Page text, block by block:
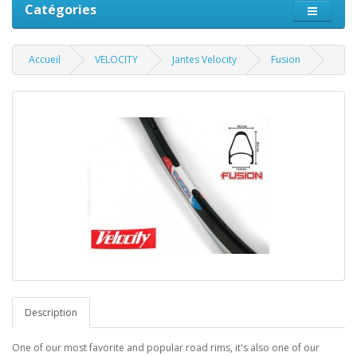
Catégories
Accueil VELOCITY Jantes Velocity Fusion
Description
One of our most favorite and popular road rims, it's also one of our